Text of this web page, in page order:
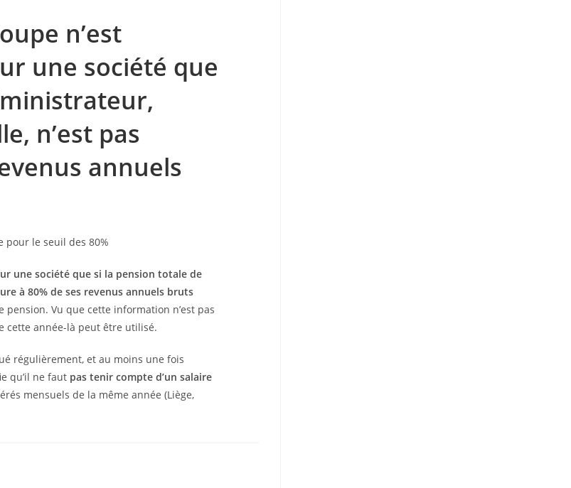
n’est
une société que
n’est pas
annuels
une société que si la pension totale de
à 80% de ses revenus annuels bruts
pension. Vu que cette information n’est pas
cette année-là peut être utilisé.
régulièrement, et au moins une fois
qu’il ne faut pas tenir compte d’un salaire
mensuels de la même année (Liège,